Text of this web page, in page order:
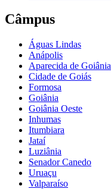
Câmpus
Águas Lindas
Anápolis
Aparecida de Goiânia
Cidade de Goiás
Formosa
Goiânia
Goiânia Oeste
Inhumas
Itumbiara
Jataí
Luziânia
Senador Canedo
Uruaçu
Valparaíso